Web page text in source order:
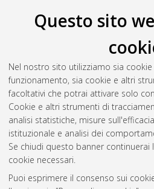
Questo sito
Nel nostro sito utilizziamo sia
funzionamento, sia cookie e altri
facoltativi che potrai attivare solo
Cookie e altri strumenti di
analisi statistiche, misure
istituzionale e analisi dei
Se chiudi questo banner continuerai
cookie necessari.
Puoi esprimere il consenso sui
Salva citazione
Il full-text non è disponibile per
Abstract
Altri
Gestione del
Atom